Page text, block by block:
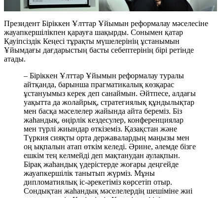
Президент Біріккен Ұлттар Ұйымын реформалау мәселесіне
жауапкершілікпен қарауға шақырды. Сонымен қатар
Қауіпсіздік Кеңесі тұрақты мүшелерінің ұстанымын
Ұйымдағы дағдарыстың басты себептерінің бірі ретінде
атады.
– Біріккен Ұлттар Ұйымын реформалау туралы
айтқанда, барынша прагматикалық көзқарас
ұстануымыз керек деп санаймын. Әйтпесе, алдағы
уақытта да жолайрық, стратегиялық құндылықтар
мен басқа мәселелер жайында айта береміз. Біз
жаһандық, өңірлік кездесулер, конференциялар
мен түрлі жиындар өткіземіз. Қазақстан және
Түркия сияқты орта державалардың маңызы мен
оң ықпалын атап өткім келеді. Әрине, әлемде бізге
ешкім тең келмейді деп мақтанудан аулақпын.
Бірақ жаһандық үдерістерде жоғары деңгейде
жауапкершілік танытып жүрміз. Мұны
дипломатиялық іс-әрекетіміз көрсетіп отыр.
Сондықтан жаһандық мәселелердің шешіміне жиі